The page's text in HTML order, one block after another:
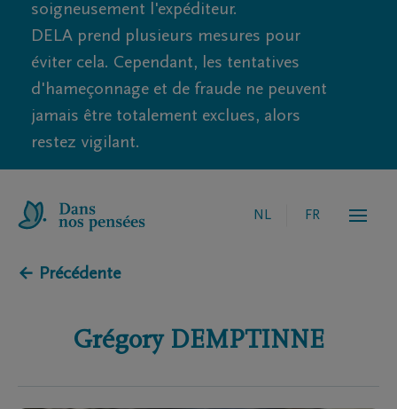
soigneusement l'expéditeur.
DELA prend plusieurs mesures pour
éviter cela. Cependant, les tentatives
d'hameçonnage et de fraude ne peuvent
jamais être totalement exclues, alors
restez vigilant.
NL FR
← Précédente
Grégory DEMPTINNE